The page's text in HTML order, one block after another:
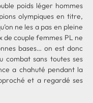
poids léger hommes
olympiques en titre,
ne les a pas en pleine
de couple femmes PL ne
bases… on est donc
combat sans toutes ses
a chahuté pendant la
et a regardé ses